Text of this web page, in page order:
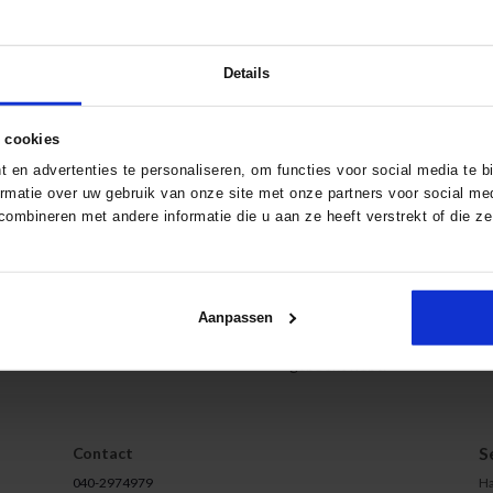
Details
cookies
en advertenties te personaliseren, om functies voor social media te
over uw gebruik van onze site met onze partners voor social
met andere informatie die u aan ze heeft verstrekt of die
Aanpassen
je graag
maken van de juiste
over een opleiding of twijfel je
ook als
Dit zijn de
We zijn allergisch voor kleine
Alle opleidingen, cursussen
Schrijf je tussen 24 mei en
Je ontvangt de digitale
Deze actie is niet geldig
De cadeaubon is niet
De cadeaubon is niet geldig
Contact
040-2974979